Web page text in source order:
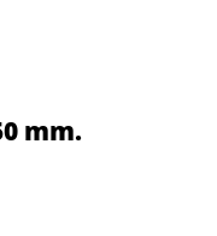
mm.